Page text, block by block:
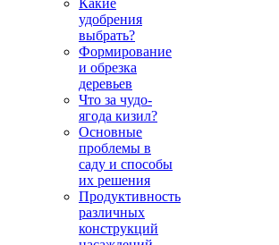
Какие
удобрения
выбрать?
Формирование
и обрезка
деревьев
Что за чудо-
ягода кизил?
Основные
проблемы в
саду и способы
их решения
Продуктивность
различных
конструкций